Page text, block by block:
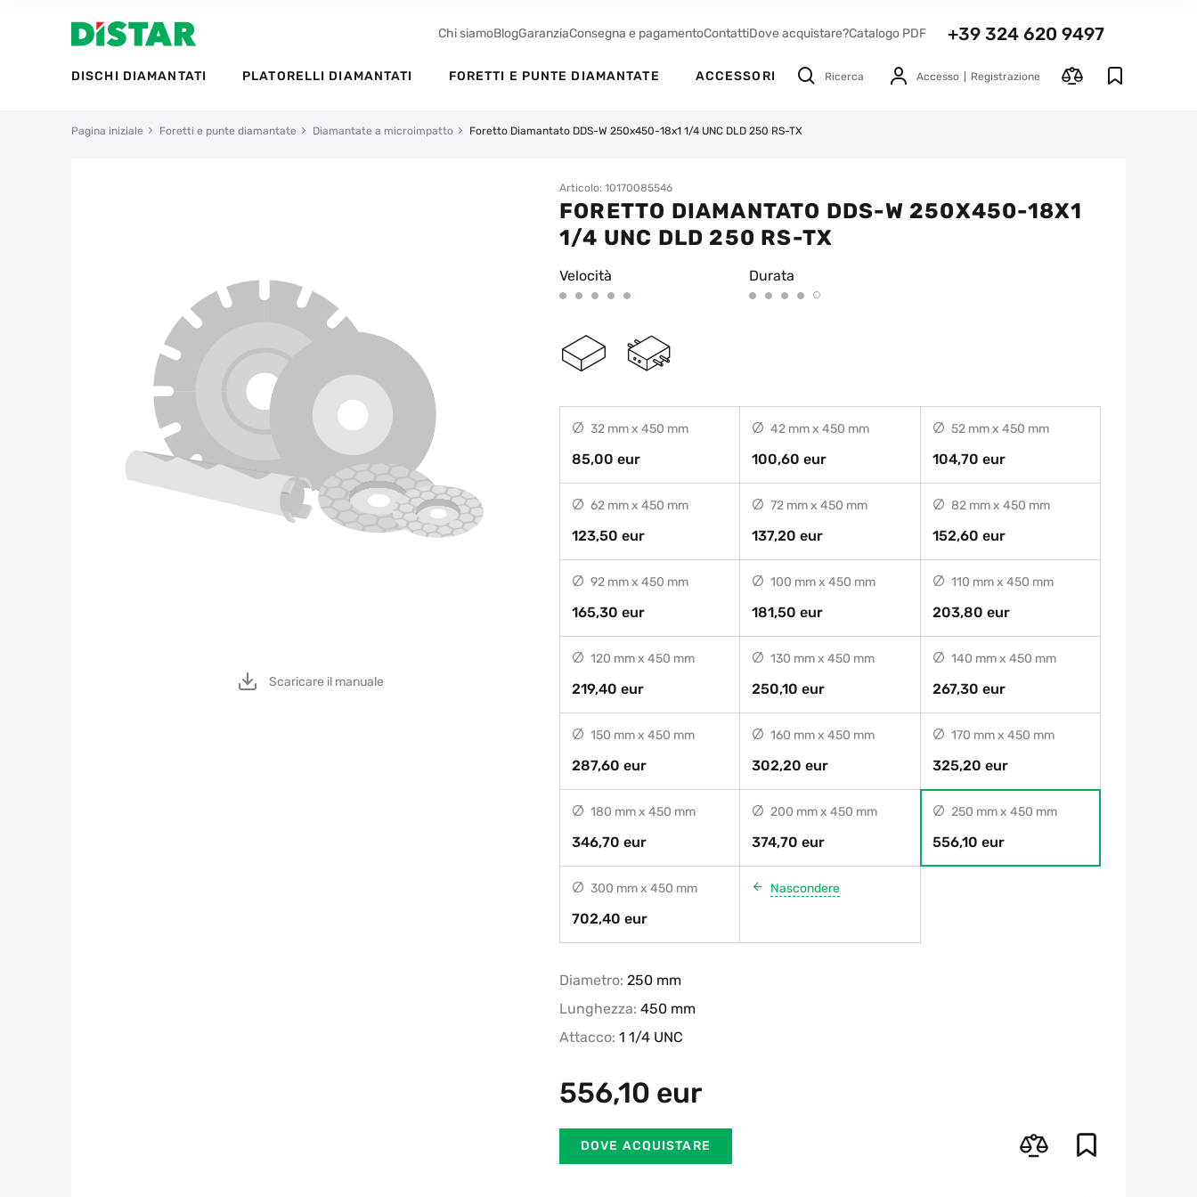
Chi siamoBlogGaranziaConsegna e pagamentoContattiDove acquistare?Catalogo PDF +39 324 620 9497
DISCHI DIAMANTATI PLATORELLI DIAMANTATI FORETTI E PUNTE DIAMANTATE ACCESSORI Ricerca Accesso Registrazione
Pagina iniziale Foretti e punte diamantate Diamantate a microimpatto Foretto Diamantato DDS-W 250x450-18x1 1/4 UNC DLD 250 RS-TX
Scaricare il manuale
Articolo: 10170085546
FORETTO DIAMANTATO DDS-W 250X450-18X1
1/4 UNC DLD 250 RS-TX
Velocità Durata
32 mm x 450 mm
85,00 eur
42 mm x 450 mm
100,60 eur
52 mm x 450 mm
104,70 eur
62 mm x 450 mm
123,50 eur
72 mm x 450 mm
137,20 eur
82 mm x 450 mm
152,60 eur
92 mm x 450 mm
165,30 eur
100 mm x 450 mm
181,50 eur
110 mm x 450 mm
203,80 eur
120 mm x 450 mm
219,40 eur
130 mm x 450 mm
250,10 eur
140 mm x 450 mm
267,30 eur
150 mm x 450 mm
287,60 eur
160 mm x 450 mm
302,20 eur
170 mm x 450 mm
325,20 eur
180 mm x 450 mm
346,70 eur
200 mm x 450 mm
374,70 eur
250 mm x 450 mm
556,10 eur
300 mm x 450 mm
702,40 eur
Nascondere
Diametro: 250 mm
Lunghezza: 450 mm
Attacco: 1 1/4 UNC
556,10 eur
DOVE ACQUISTARE